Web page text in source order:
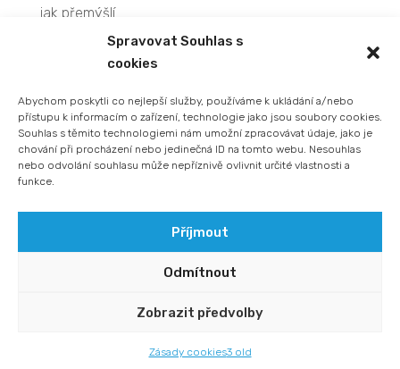
Spravovat Souhlas s
cookies
Abychom poskytli co nejlepší služby, používáme k ukládání a/nebo
přístupu k informacím o zařízení, technologie jako jsou soubory cookies.
Souhlas s těmito technologiemi nám umožní zpracovávat údaje, jako je
chování při procházení nebo jedinečná ID na tomto webu. Nesouhlas
nebo odvolání souhlasu může nepříznivě ovlivnit určité vlastnosti a
funkce.
Příjmout
Odmítnout
Zobrazit předvolby
Zásady cookies3 old
jak přemýšlí.
Petra Cihlářová o private equity fondu UP 271.
Hanka Křepelková o fázi expanze Nadace RSJ.
Díky kapitálu máme možnost podpořit změny,
které mají reálný dopad.
Nejnovější
komentáře
Zásady ochrany osobních údajů